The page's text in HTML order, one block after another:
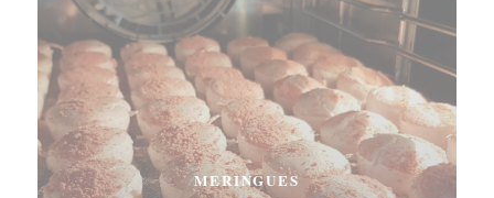
MERINGUES